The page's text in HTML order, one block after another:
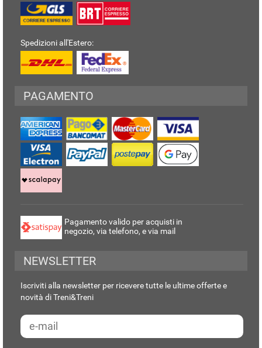
Spedizioni all'Estero:
PAGAMENTO
Pagamento valido per acquisti in
negozio, via telefono, e via mail
NEWSLETTER
Iscriviti alla newsletter per ricevere tutte le ultime offerte e
novità di Treni&Treni